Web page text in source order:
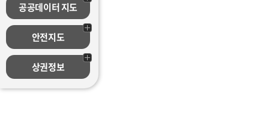
공공데이터 지도
안전지도
상권정보